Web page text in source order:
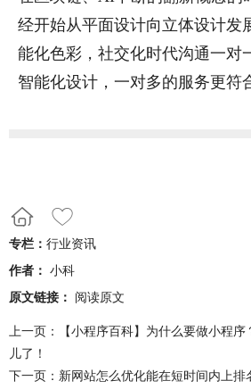
经开始从平面设计向立体设计发
能化色彩，社交化时代沟通一对
智能化设计，一对多的服务更符
专栏： 行业资讯
作者： 小科
原文链接：
阅读原文
上一页：
【小程序百科】为什么要做小程
儿了！
下一页： 新网站怎么优化能在短时间内上排